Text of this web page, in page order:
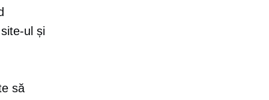
ul și
să